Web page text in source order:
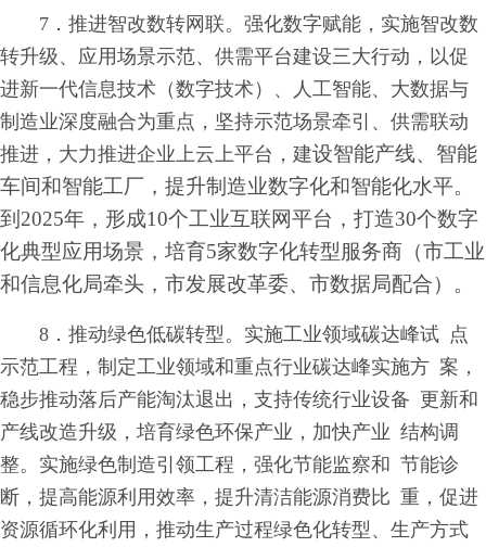
7．推进智改数转网联。强化数字赋能，实施智改数
转升级、应用场景示范、供需平台建设三大行动，以促
进新一代信息技术（数字技术）、人工智能、大数据与
制造业深度融合为重点，坚持示范场景牵引、供需联动
推进，大力推进企业上云上平台，建设智能产线、智能
车间和智能工厂，提升制造业数字化和智能化水平。
到2025年，形成10个工业互联网平台，打造30个数字
化典型应用场景，培育5家数字化转型服务商（市工业
和信息化局牵头，市发展改革委、市数据局配合）。
8．推动绿色低碳转型。实施工业领域碳达峰试 点
示范工程，制定工业领域和重点行业碳达峰实施方 案，
稳步推动落后产能淘汰退出，支持传统行业设备 更新和
产线改造升级，培育绿色环保产业，加快产业 结构调
整。实施绿色制造引领工程，强化节能监察和 节能诊
断，提高能源利用效率，提升清洁能源消费比 重，促进
资源循环化利用，推动生产过程绿色化转型、生产方式